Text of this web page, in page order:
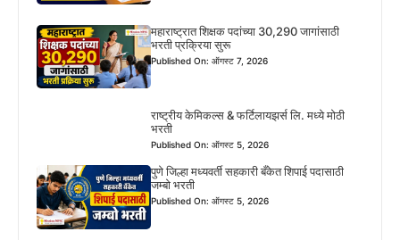
महाराष्ट्रात शिक्षक पदांच्या 30,290 जागांसाठी
भरती प्रक्रिया सुरू
Published On: ऑगस्ट 7, 2026
राष्ट्रीय केमिकल्स & फर्टिलायझर्स लि. मध्ये मोठी
भरती
Published On: ऑगस्ट 5, 2026
पुणे जिल्हा मध्यवर्ती सहकारी बँकेत शिपाई पदासाठी
जम्बो भरती
Published On: ऑगस्ट 5, 2026